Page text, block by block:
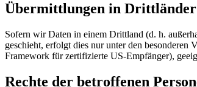
Übermittlungen in Drittländer
Sofern wir Daten in einem Drittland (d. h.
geschieht, erfolgt dies nur unter den besonderen
Framework für zertifizierte US-Empfänger),
Rechte der betroffenen